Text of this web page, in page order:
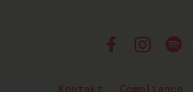
Kontakt Compliance